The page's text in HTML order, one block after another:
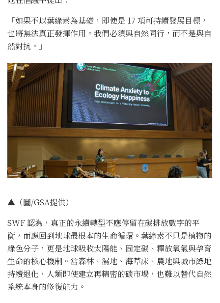
「如果不以葉綠素為基礎，即使是 17 項可持續發展目標，
也將無法真正發揮作用。我們必須與自然同行，而不是與自
然對抗。」
▲（圖/GSA提供）
SWF 認為，真正的永續轉型不應停留在碳排放數字的平
衡，而應回到地球最根本的生命循環。葉綠素不只是植物的
綠色分子，更是地球吸收太陽能、固定碳、釋放氧氣與孕育
生命的核心機制。當森林、濕地、海草床、農地與城市綠地
持續退化，人類即使建立再精密的碳市場，也難以替代自然
系統本身的修復能力。